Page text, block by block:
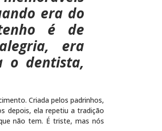
era do
é de
era
o dentista,
Criada pelos padrinhos,
depois, ela repetiu a tradição
não tem. É triste, mas nós